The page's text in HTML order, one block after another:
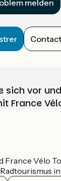
melden
sich vor
France
France Vélo